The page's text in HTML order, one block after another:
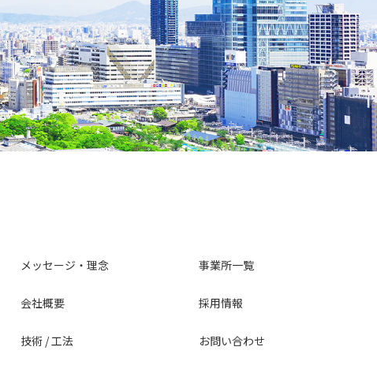
メッセージ・理念
会社概要
技術 / 工法
事業所一覧
採用情報
お問い合わせ